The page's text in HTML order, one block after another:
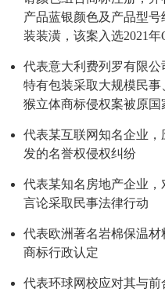
产品蓝银颜色及产品型
装装潢，该案入选2021年
代表意大利费列罗有限
特有包装采取大规模民
猴立体商标侵权案被原
代表某互联网知名企业，
发的名誉权侵权纠纷
代表某知名房地产企业
言论采取民事法律行动
代表欧洲著名岩棉保温
商标行政认定
代表环球网校应对其与